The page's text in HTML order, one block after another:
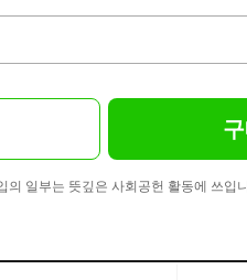
의 일부는 뜻깊은 사회공헌 활동에 쓰입